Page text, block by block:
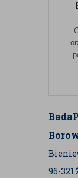
96-321